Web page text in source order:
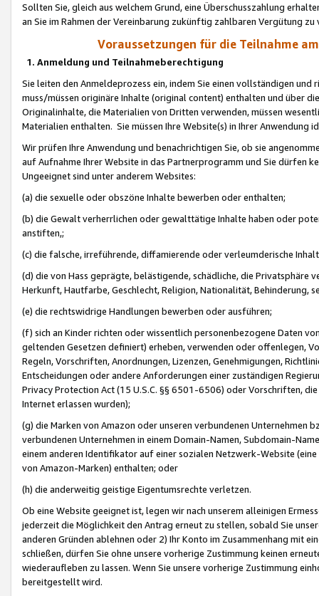
Sollten Sie, gleich aus welchem Grund, eine Überschusszahlung
an Sie im Rahmen der Vereinbarung zukünftig zahlbaren Vergütung zu
Voraussetzungen für die Teilnahme
1. Anmeldung und Teilnahmeberechtigung
Sie leiten den Anmeldeprozess ein, indem Sie einen vollständigen
muss/müssen originäre Inhalte (original content) enthalten und über
Originalinhalte, die Materialien von Dritten verwenden, müssen
Materialien enthalten. Sie müssen Ihre Website(s) in Ihrer Anwendung
Wir prüfen Ihre Anwendung und benachrichtigen Sie, ob sie
auf Aufnahme Ihrer Website in das Partnerprogramm und Sie dürfen
Ungeeignet sind unter anderem Websites:
(a) die sexuelle oder obszöne Inhalte bewerben oder enthalten;
(b) die Gewalt verherrlichen oder gewalttätige Inhalte haben oder
anstiften,;
(c) die falsche, irreführende, diffamierende oder verleumderische
(d) die von Hass geprägte, belästigende, schädliche, die Privatsphäre
Herkunft, Hautfarbe, Geschlecht, Religion, Nationalität, Behinderung,
(e) die rechtswidrige Handlungen bewerben oder ausführen;
(f) sich an Kinder richten oder wissentlich personenbezogene Daten
geltenden Gesetzen definiert) erheben, verwenden oder offenlegen,
Regeln, Vorschriften, Anordnungen, Lizenzen, Genehmigungen,
Entscheidungen oder andere Anforderungen einer zuständigen
Privacy Protection Act (15 U.S.C. §§ 6501-6506) oder Vorschriften,
Internet erlassen wurden);
(g) die Marken von Amazon oder unseren verbundenen Unternehmen
verbundenen Unternehmen in einem Domain-Namen, Subdomain-
einem anderen Identifikator auf einer sozialen Netzwerk-Website
von Amazon-Marken) enthalten; oder
(h) die anderweitig geistige Eigentumsrechte verletzen.
Ob eine Website geeignet ist, legen wir nach unserem alleinigen
jederzeit die Möglichkeit den Antrag erneut zu stellen, sobald Sie
anderen Gründen ablehnen oder 2) Ihr Konto im Zusammenhang mit
schließen, dürfen Sie ohne unsere vorherige Zustimmung keinen
wiederaufleben zu lassen. Wenn Sie unsere vorherige Zustimmung
bereitgestellt wird.